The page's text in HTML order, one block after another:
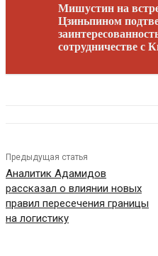
Мишустин на
Цзиньпином
сотрудничестве с
Предыдущая статья
Аналитик Адамидов
рассказал о влиянии новых
правил пересечения границы
на логистику